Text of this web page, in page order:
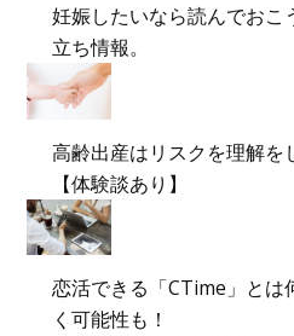
妊娠したいなら読んでおこ
立ち情報。
高齢出産はリスクを理解を
【体験談あり】
恋活できる「CTime」とは
く可能性も！